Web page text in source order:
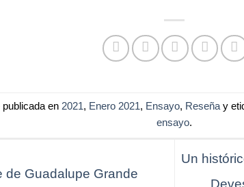
en 2021, Enero 2021, Ensayo, Reseñay
ensayo.
de Guadalupe Grande
Un